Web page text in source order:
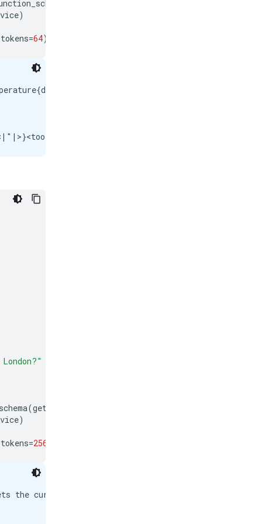
)
=64)
the current
(get_current_temperature
)
=256
the current temperature for a given